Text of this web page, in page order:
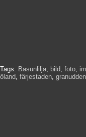
Tags: Basunlilja, bild, foto,
öland, färjestaden, granudden